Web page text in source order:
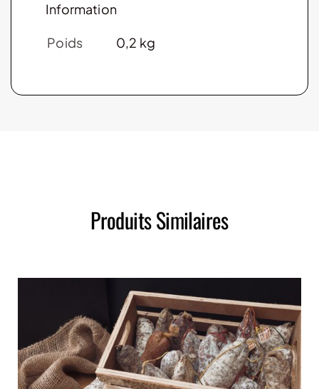
Information
Poids 0,2 kg
Produits Similaires